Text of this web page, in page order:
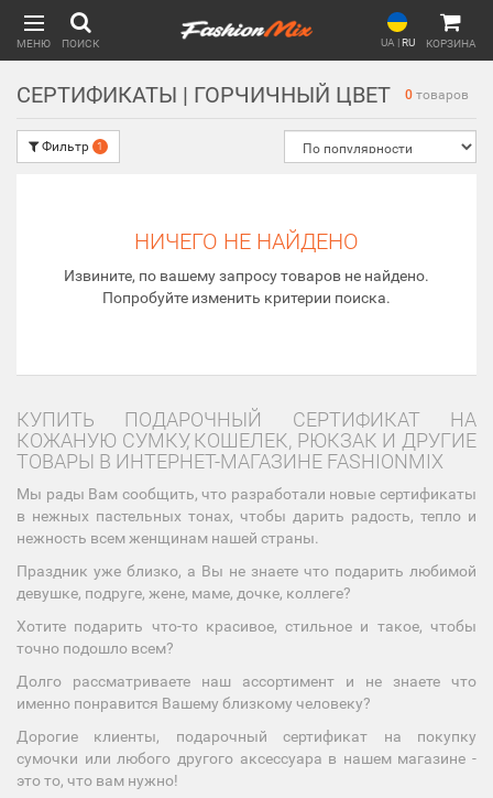
МЕНЮ ПОИСК UA |RU КОРЗИНА
СЕРТИФИКАТЫ | ГОРЧИЧНЫЙ ЦВЕТ 0 товаров
Фильтр 1
НИЧЕГО НЕ НАЙДЕНО
Извините, по вашему запросу товаров не найдено.
Попробуйте изменить критерии поиска.
КУПИТЬ ПОДАРОЧНЫЙ СЕРТИФИКАТ НА
КОЖАНУЮ СУМКУ, КОШЕЛЕК, РЮКЗАК И ДРУГИЕ
ТОВАРЫ В ИНТЕРНЕТ-МАГАЗИНЕ FASHIONMIX
Мы рады Вам сообщить, что разработали новые сертификаты
в нежных пастельных тонах, чтобы дарить радость, тепло и
нежность всем женщинам нашей страны.
Праздник уже близко, а Вы не знаете что подарить любимой
девушке, подруге, жене, маме, дочке, коллеге?
Хотите подарить что-то красивое, стильное и такое, чтобы
точно подошло всем?
Долго рассматриваете наш ассортимент и не знаете что
именно понравится Вашему близкому человеку?
Дорогие клиенты, подарочный сертификат на покупку
сумочки или любого другого аксессуара в нашем магазине -
это то, что вам нужно!